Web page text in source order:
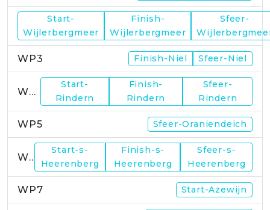
WP2
Start-
Wijlerbergmeer
Finish-
Wijlerbergmeer
Sfeer-
WP3 Finish-Niel Sfeer-Niel
WP4
Start-
Rindern
Finish-
Rindern
Sfeer-
Rindern
WP5 Sfeer-Oraniendeich
WP6
Start-s-
Heerenberg
Finish-s-
Heerenberg
Sfeer-s-
Heerenberg
WP7 Start-Azewijn